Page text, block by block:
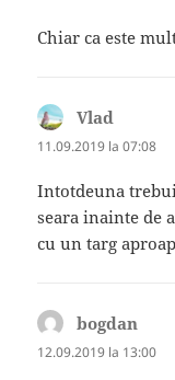
Chiar ca este
Vlad
11.09.2019 la 07:08
Intotdeuna
seara inainte de
cu un targ
bogdan
12.09.2019 la 13:00